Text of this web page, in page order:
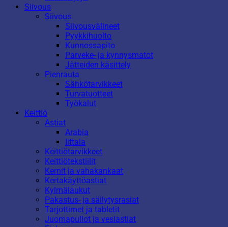
Siivous
Siivous
Siivousvälineet
Pyykkihuolto
Kunnossapito
Parveke- ja kynnysmatot
Jätteiden käsittely
Pienrauta
Sähkötarvikkeet
Turvatuotteet
Työkalut
Keittiö
Astiat
Arabia
Iittala
Keittiötarvikkeet
Keittiötekstiilit
Kernit ja vahakankaat
Kertakäyttöastiat
Kylmälaukut
Pakastus- ja säilytysrasiat
Tarjottimet ja tabletit
Juomapullot ja vesiastiat